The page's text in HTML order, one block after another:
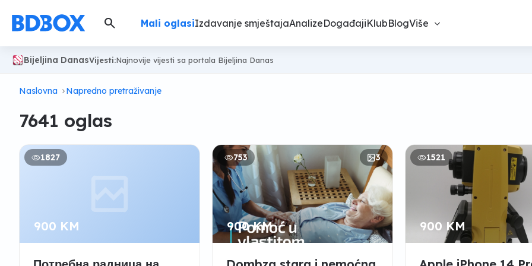
search Mali oglasiIzdavanje smještajaAnalizeDogađajiKlubBlogViše
Bijeljina DanasVijesti:Najnovije vijesti sa portala Bijeljina Danas
Naslovna Napredno pretraživanje
7641 oglas
1827
900 KM
753 3
900 KM
1521
900 KM